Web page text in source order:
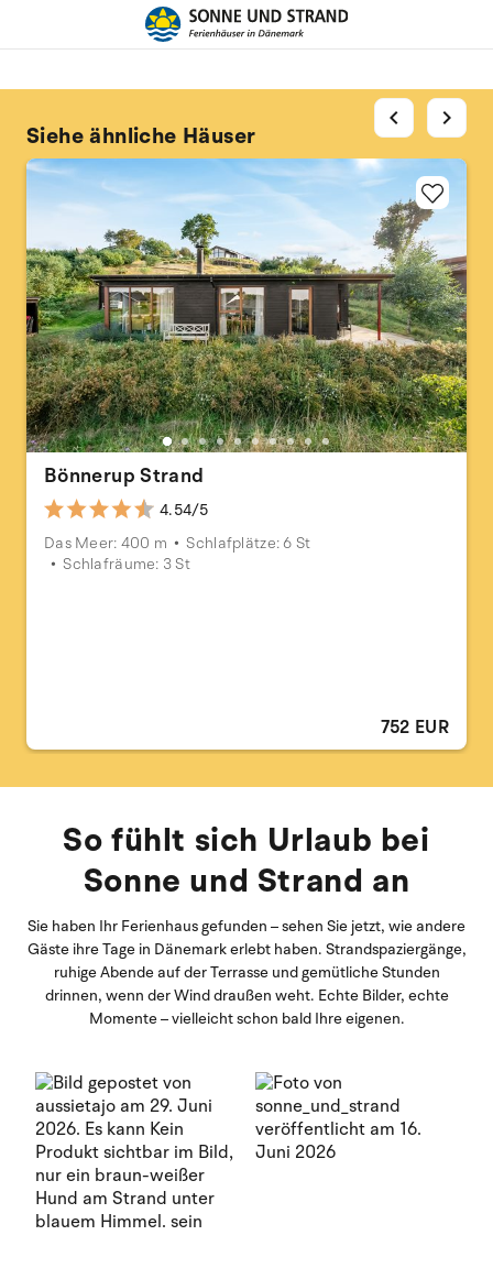
Siehe ähnliche Häuser
Bönnerup Strand
4.54/5
Das Meer: 400 m
Schlafplätze: 6 St
Schlafräume: 3 St
752 EUR
chevron_left chevron_right
So fühlt sich Urlaub bei
Sonne und Strand an
Sie haben Ihr Ferienhaus gefunden – sehen Sie jetzt, wie andere
Gäste ihre Tage in Dänemark erlebt haben. Strandspaziergänge,
ruhige Abende auf der Terrasse und gemütliche Stunden
drinnen, wenn der Wind draußen weht. Echte Bilder, echte
Momente – vielleicht schon bald Ihre eigenen.